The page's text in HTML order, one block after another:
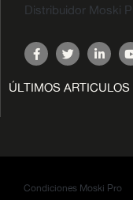
Distribuidor Moski
ÚLTIMOS ARTICULOS
Condiciones Moski Pro